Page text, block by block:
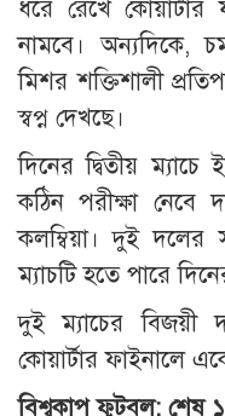
ধরে রেখে কোয়ার্টার
নামবে। অন্যদিকে,
মিশর শক্তিশালী
স্বপ্ন দেখছে।
দিনের দ্বিতীয়
কঠিন পরীক্ষা নেবে
কলম্বিয়া। দুই দলের
ম্যাচটি হতে পারে
দুই ম্যাচের
কোয়ার্টার ফাইনালে
বিশ্বকাপ ফুটবল: শেষ